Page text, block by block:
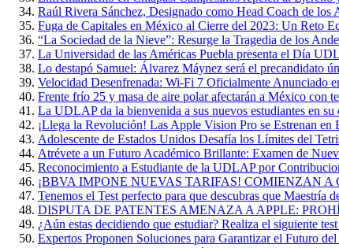
Raúl Rivera Sánchez, Designado como Head Coach de
Fuga de Capitales en México al Cierre del 2023: Un Reto
“La Sociedad de la Nieve”: Resurge la Tragedia de los
La Universidad de las Américas Puebla presenta el Día
Lo destapó Samuel: Álvarez Máynez será el precandidato
Velocidad Desenfrenada: Wi-Fi 7 Oficialmente Anunciado
Frente frío 25 y masa de aire polar afectarán a México con
La UDLAP da la bienvenida a sus nuevos estudiantes en su
¡Llega la Revolución! Las Apple Vision Pro se Estrenan en
Adolescente de Estados Unidos Desafía los Límites del
Atrévete a un Futuro Académico Brillante: Examen de
Reconocimiento a Estudiante de la UDLAP por
¡BBVA IMPONE NUEVAS TARIFAS! COMIENZAN A
Tenemos el Test perfecto para que descubras que Maestría
DISPUTA DE PATENTES AMENAZA A APPLE:
¿Aún estas decidiendo que estudiar? Realiza el siguiente
Expertos Proponen Soluciones para Garantizar el Futuro